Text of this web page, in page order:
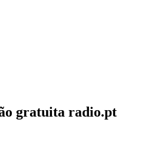
gratuita radio.pt